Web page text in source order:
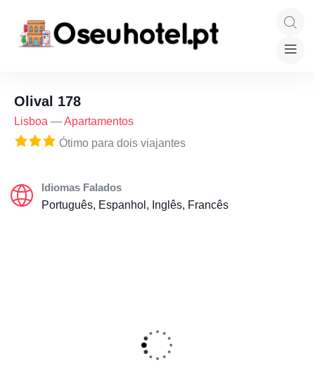
Olival 178
Lisboa —Apartamentos
Ótimo para dois viajantes
Idiomas Falados
Português, Espanhol, Inglês, Francês